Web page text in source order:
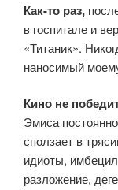
Как-то раз,
в госпитале и
«Титаник».
наносимый
Кино не
Эмиса
сползает в
идиоты,
разложение,